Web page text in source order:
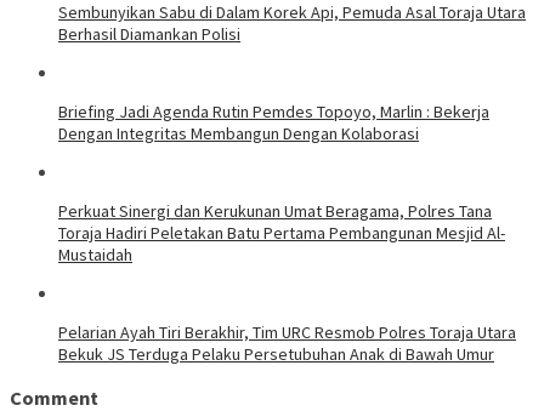
Sembunyikan Sabu di Dalam Korek Api, Pemuda Asal Toraja Utara
Berhasil Diamankan Polisi
Briefing Jadi Agenda Rutin Pemdes Topoyo, Marlin : Bekerja
Dengan Integritas Membangun Dengan Kolaborasi
Perkuat Sinergi dan Kerukunan Umat Beragama, Polres Tana
Toraja Hadiri Peletakan Batu Pertama Pembangunan Mesjid Al-
Mustaidah
Pelarian Ayah Tiri Berakhir, Tim URC Resmob Polres Toraja Utara
Bekuk JS Terduga Pelaku Persetubuhan Anak di Bawah Umur
Comment